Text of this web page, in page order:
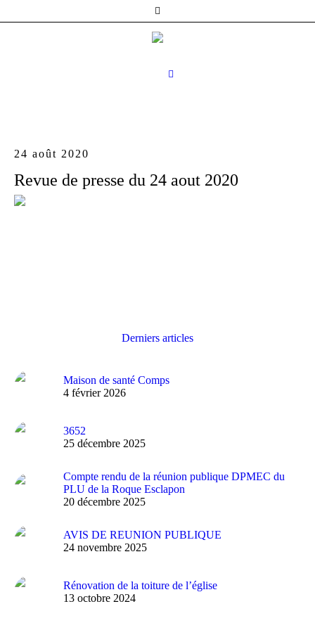
24 août 2020
Revue de presse du 24 aout 2020
Derniers articles
Maison de santé Comps
4 février 2026
3652
25 décembre 2025
Compte rendu de la réunion publique DPMEC du
PLU de la Roque Esclapon
20 décembre 2025
AVIS DE REUNION PUBLIQUE
24 novembre 2025
Rénovation de la toiture de l’église
13 octobre 2024